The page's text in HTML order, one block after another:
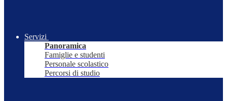
Servizi
Panoramica
Famiglie e studenti
Personale scolastico
Percorsi di studio